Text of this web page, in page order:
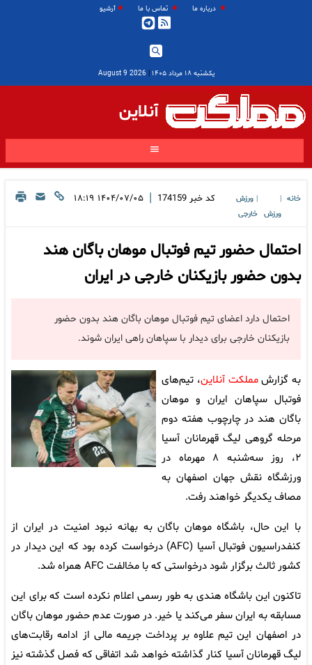
درباره ما تماس با ما آرشیو
یکشنبه ۱۸ مرداد ۱۴۰۵ |
2026 August 9
آنلاین
خانه
ورزش
ورزش
خارجی
کد خبر 174159
| ۱۴۰۴/۰۷/۰۵ ۱۸:۱۹
احتمال حضور تیم فوتبال موهان باگان هند
بدون حضور بازیکنان خارجی در ایران
احتمال دارد اعضای تیم فوتبال موهان باگان هند بدون حضور
بازیکنان خارجی برای دیدار با سپاهان راهی ایران شوند.
به گزارشمملکت آنلاین، تیم‌های
فوتبال سپاهان ایران و موهان
باگان هند در چارچوب هفته دوم
مرحله گروهی لیگ قهرمانان آسیا
۲، روز سه‌شنبه ۸ مهرماه در
ورزشگاه نقش جهان اصفهان به
مصاف یکدیگر خواهند رفت.
با این حال، باشگاه موهان باگان به بهانه نبود امنیت در ایران از
کنفدراسیون فوتبال آسیا (AFC) درخواست کرده بود که این دیدار در
کشور ثالث برگزار شود درخواستی که با مخالفت AFC همراه شد.
تاکنون این باشگاه هندی به طور رسمی اعلام نکرده است که برای این
مسابقه به ایران سفر می‌کند یا خیر. در صورت عدم حضور موهان باگان
در اصفهان این تیم علاوه بر پرداخت جریمه مالی از ادامه رقابت‌های
لیگ قهرمانان آسیا کنار گذاشته خواهد شد اتفاقی که فصل گذشته نیز